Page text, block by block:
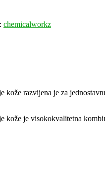
chemicalworkz
kože razvijena je za
kože je visokokvalitetna